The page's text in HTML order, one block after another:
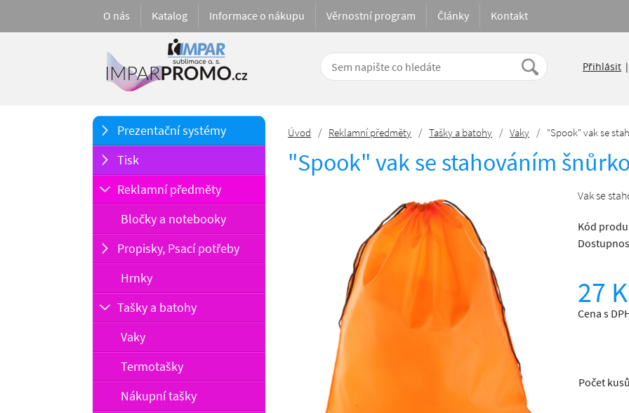
Přihlásit |
O nás Katalog Informace o nákupu Věrnostní program Články Kontakt
Prezentační systémy
Tisk
Reklamní předměty
Bločky a notebooky
Propisky, Psací potřeby
Hrnky
Tašky a batohy
Vaky
Termotašky
Nákupní tašky
Úvod / Reklamní předměty / Tašky a batohy / Vaky / "Spook" vak se
"Spook" vak se stahováním
Vak se
Kód
27
Cena s
Počet kusů